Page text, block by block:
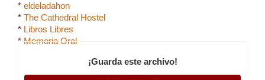
* eldeladahon
* The Cathedral Hostel
* Libros Libres
* Memoria Oral
¡Guarda este archivo!